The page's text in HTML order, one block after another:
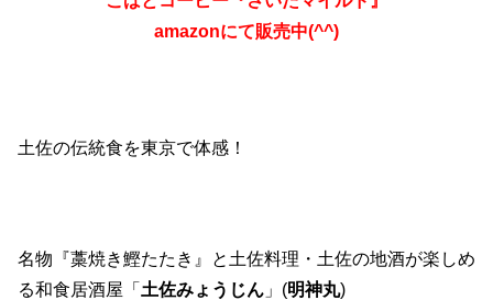
amazonにて販売中(^^)
土佐の伝統食を東京で体感！
名物『藁焼き鰹たたき』と土佐料理・土佐の地酒が楽しめ
る和食居酒屋「 土佐みょうじん 」(明神丸)